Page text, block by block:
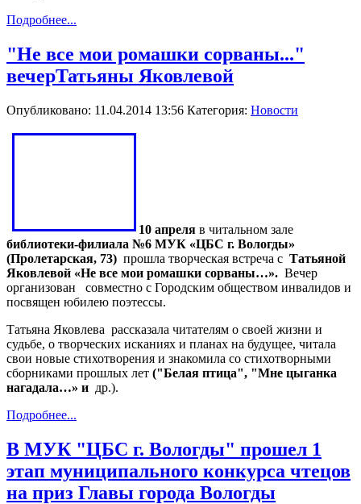
Подробнее...
"Не все мои ромашки сорваны..."
вечерТатьяны Яковлевой
Опубликовано: 11.04.2014 13:56 Категория: Новости
10 апреля в читальном зале
библиотеки-филиала №6 МУК «ЦБС г. Вологды»
(Пролетарская, 73) прошла творческая встреча с Татьяной
Яковлевой «Не все мои ромашки сорваны…». Вечер
организован
совместно с Городским обществом инвалидов и
посвящен юбилею поэтессы.
Татьяна Яковлева рассказала читателям о своей жизни и
судьбе, о творческих исканиях и планах на будущее, читала
свои новые стихотворения и знакомила со стихотворными
сборниками прошлых лет ("Белая птица", "Мне цыганка
нагадала…» и др.).
Подробнее...
В МУК "ЦБС г. Вологды" прошел 1
этап муниципального конкурса чтецов
на приз Главы города Вологды